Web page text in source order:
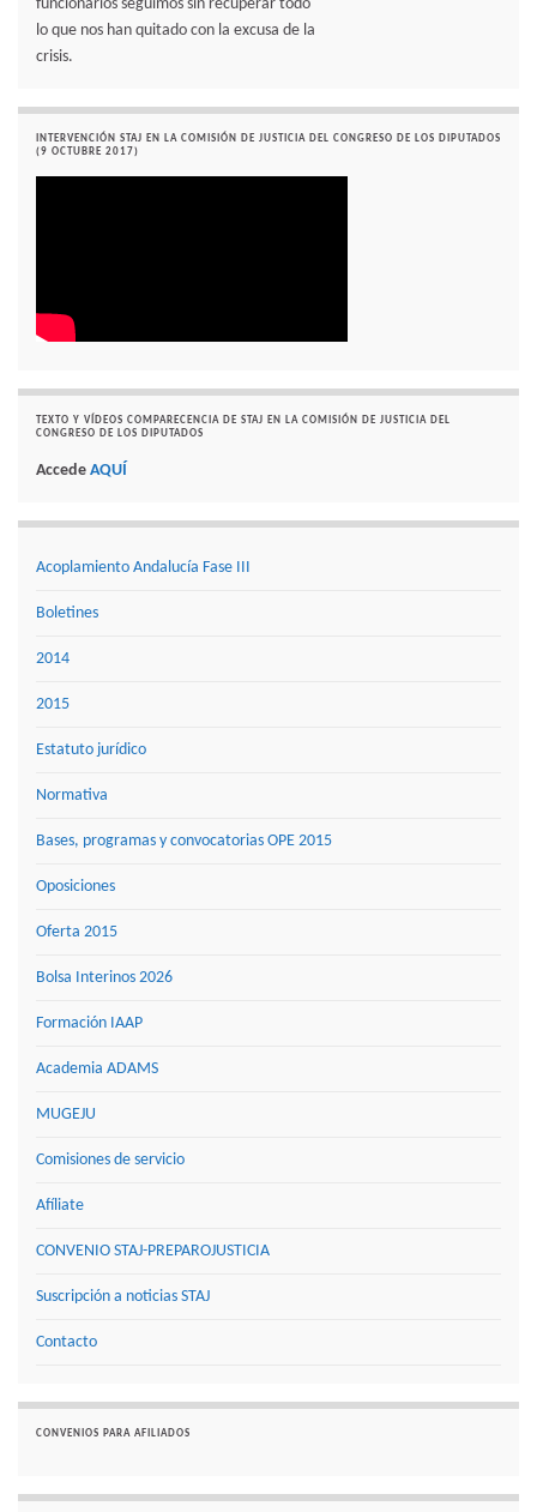
funcionarios seguimos sin recuperar todo
lo que nos han quitado con la excusa de la
crisis.
INTERVENCIÓN STAJ EN LA COMISIÓN DE JUSTICIA DEL CONGRESO DE LOS DIPUTADOS
(9 OCTUBRE 2017)
TEXTO Y VÍDEOS COMPARECENCIA DE STAJ EN LA COMISIÓN DE JUSTICIA DEL
CONGRESO DE LOS DIPUTADOS
Accede AQUÍ
Acoplamiento Andalucía Fase III
Boletines
2014
2015
Estatuto jurídico
Normativa
Bases, programas y convocatorias OPE 2015
Oposiciones
Oferta 2015
Bolsa Interinos 2026
Formación IAAP
Academia ADAMS
MUGEJU
Comisiones de servicio
Afíliate
CONVENIO STAJ-PREPAROJUSTICIA
Suscripción a noticias STAJ
Contacto
CONVENIOS PARA AFILIADOS